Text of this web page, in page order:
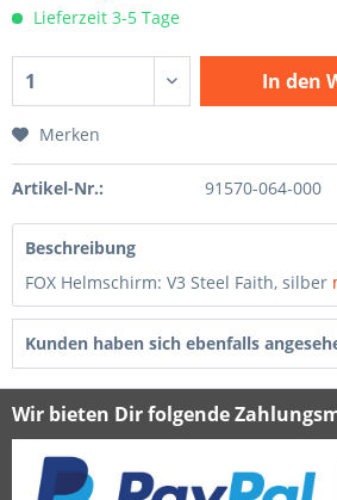
Lieferzeit 3-5 Tage
In den
Merken
Artikel-Nr.: 91570-064-000
Beschreibung
FOX Helmschirm: V3 Steel Faith, silber
Kunden haben sich ebenfalls
Wir bieten Dir folgende